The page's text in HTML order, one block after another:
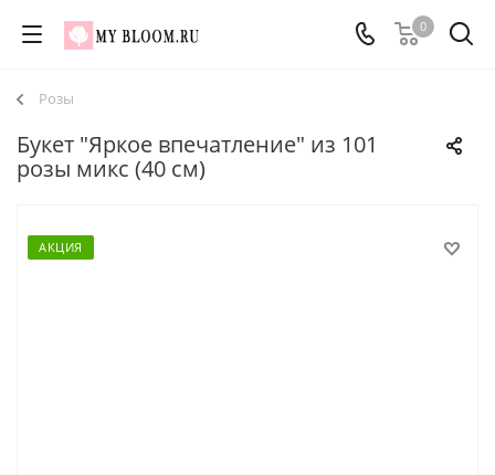
0
Розы
Букет "Яркое впечатление" из 101
розы микс (40 см)
АКЦИЯ